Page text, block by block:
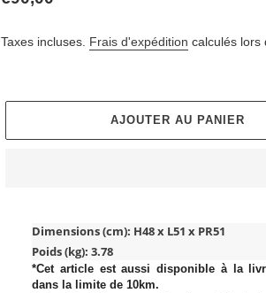
Taxes incluses. Frais d'expédition calculés lors
AJOUTER AU PANIER
Dimensions (cm): H48 x L51 x PR51
Poids (kg): 3.78
*Cet article est aussi disponible à la
dans la limite de 10km.